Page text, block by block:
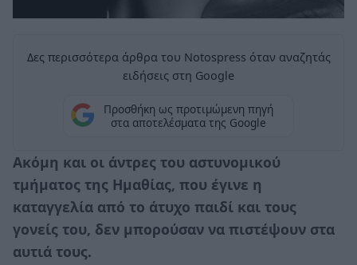
Δες περισσότερα άρθρα του Notospress όταν αναζητάς
ειδήσεις στη Google
Προσθήκη ως προτιμώμενη πηγή
στα αποτελέσματα της Google
Ακόμη και οι άντρες του αστυνομικού
τμήματος της Ημαθίας, που έγινε η
καταγγελία από το άτυχο παιδί και τους
γονείς του, δεν μπορούσαν να πιστέψουν στα
αυτιά τους.